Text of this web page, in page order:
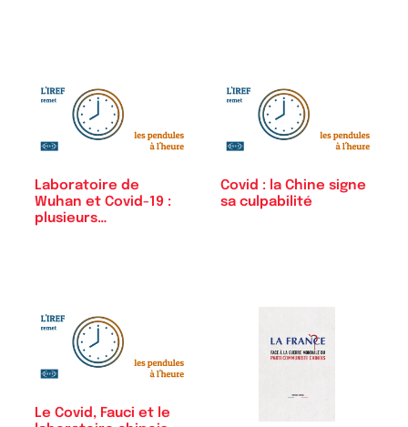
Laboratoire de
Wuhan et Covid-19 :
plusieurs…
Covid : la Chine signe
sa culpabilité
Le Covid, Fauci et le